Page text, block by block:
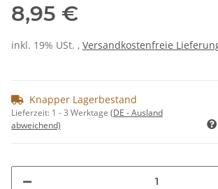
8,95 €
inkl. 19% USt. , Versandkostenfreie
Knapper Lagerbestand
Lieferzeit: 1 - 3 Werktage (DE - Ausland
abweichend)